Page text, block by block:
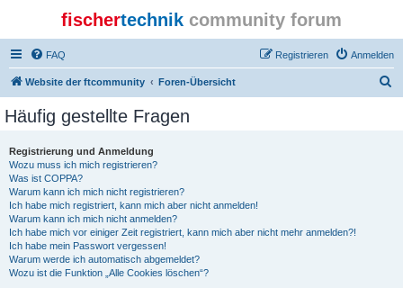
fischertechnik community forum
FAQ Anmelden
Registrieren
Website der ftcommunity Foren-Übersicht
Häufig gestellte Fragen
Registrierung und Anmeldung
Wozu muss ich mich registrieren?
Was ist COPPA?
Warum kann ich mich nicht registrieren?
Ich habe mich registriert, kann mich aber nicht anmelden!
Warum kann ich mich nicht anmelden?
Ich habe mich vor einiger Zeit registriert, kann mich aber nicht mehr anmelden?!
Ich habe mein Passwort vergessen!
Warum werde ich automatisch abgemeldet?
Wozu ist die Funktion „Alle Cookies löschen“?